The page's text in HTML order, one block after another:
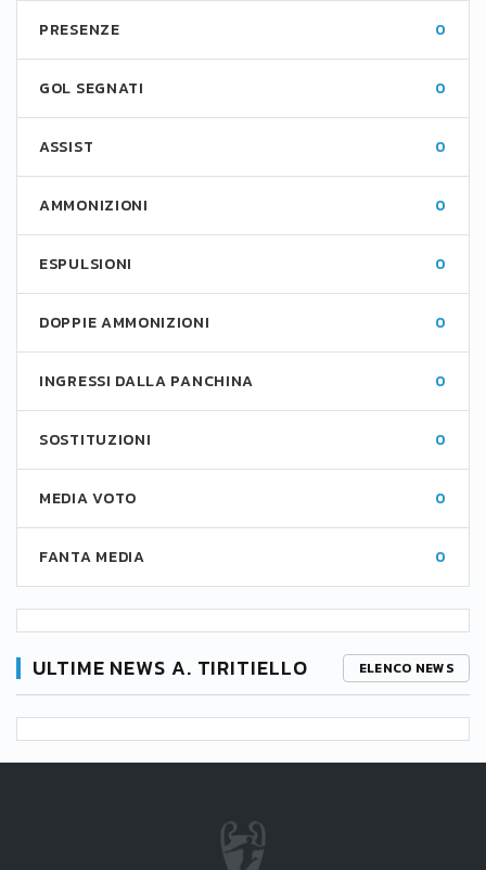
PRESENZE 0
GOL SEGNATI 0
ASSIST 0
AMMONIZIONI 0
ESPULSIONI 0
DOPPIE AMMONIZIONI 0
INGRESSI DALLA PANCHINA 0
SOSTITUZIONI 0
MEDIA VOTO 0
FANTA MEDIA 0
ULTIME NEWS A. TIRITIELLO ELENCO NEWS